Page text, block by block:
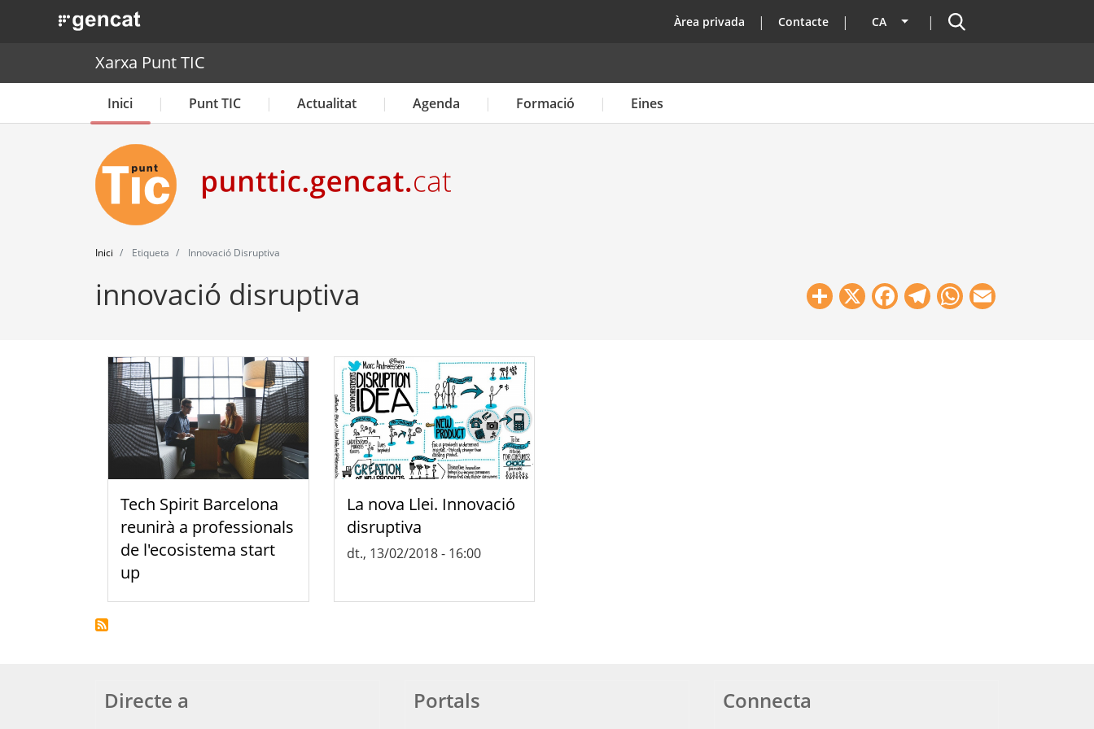
. Obre en una nova finestra. top
Àrea privada Contacte CA Llista les accions addicionals
Cercador
Xarxa Punt TIC
Inici Punt TIC Actualitat Agenda Formació Eines
Inici Etiqueta Innovació Disruptiva
innovació disruptiva Share
X Facebook
Telegram
WhatsApp
Tech Spirit Barcelona
reunirà a professionals
de l'ecosistema start
up
La nova Llei. Innovació
disruptiva
dt., 13/02/2018 - 16:00
Directe a Portals Connecta